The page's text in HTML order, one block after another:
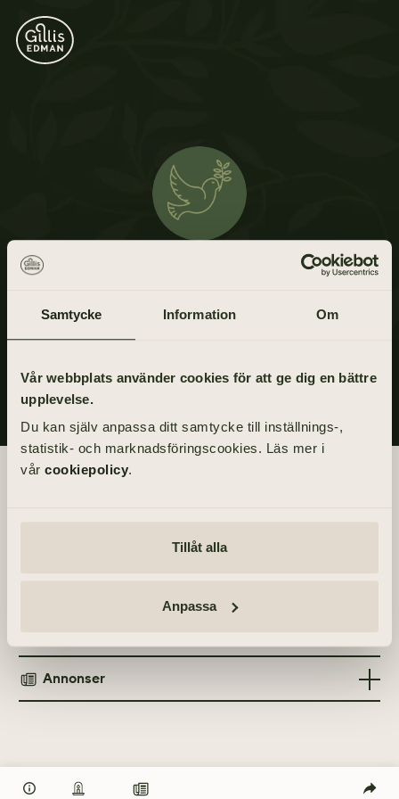
Samtycke Information Om
Vår webbplats använder cookies för att ge dig en bättre
upplevelse.
Du kan själv anpassa ditt samtycke till inställnings-,
statistik- och marknadsföringscookies. Läs mer i
vår cookiepolicy.
Tillåt alla
Anpassa
Klas-Göran Malm
16 januari 1942 - 7 januari 2021
Begravningsdagen
Alzheimerfonden
TÄND ETT LJUS
Annonser
Markbladet